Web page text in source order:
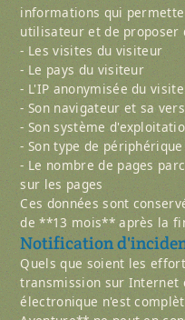
informations qui
utilisateur et de proposer
- Les visites du visiteur
- Le pays du visiteur
- L'IP anonymisée du
- Son navigateur et sa
- Son système
- Son type de
- Le nombre de pages
sur les pages
Ces données sont
de **13 mois** après la
Notification
Quels que soient les
transmission sur Internet
électronique n'est